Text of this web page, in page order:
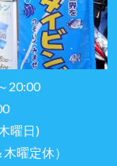
20:00
曜日)
曜定休）